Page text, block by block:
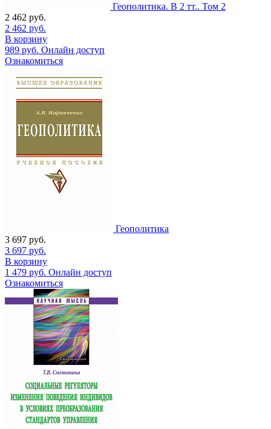
Геополитика. В 2 тт.. Том 2
2 462 руб.
2 462 руб.
В корзину
989 руб. Онлайн доступ
Ознакомиться
Геополитика
3 697 руб.
3 697 руб.
В корзину
1 479 руб. Онлайн доступ
Ознакомиться